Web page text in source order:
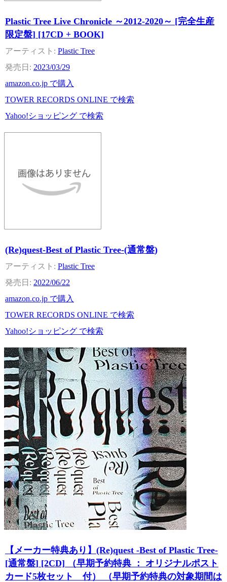
Plastic Tree Live Chronicle ～2012-2020～ [完全生産
限定盤] [17CD + BOOK]
Plastic Tree
2023/03/29
amazon.co.jp で購入
TOWER RECORDS ONLINE で検索
Yahoo!ショッピング で検索
(Re)quest-Best of Plastic Tree-(通常盤)
Plastic Tree
2022/06/22
amazon.co.jp で購入
TOWER RECORDS ONLINE で検索
Yahoo!ショッピング で検索
【メーカー特典あり】(Re)quest -Best of Plastic Tree-
[通常盤] [2CD] （早期予約特典 ： オリジナルポスト
カード5枚セット 付） （早期予約特典の対象期間は